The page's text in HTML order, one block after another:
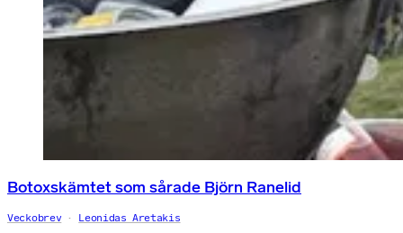
Botoxskämtet som sårade Björn Ranelid
Veckobrev Leonidas Aretakis